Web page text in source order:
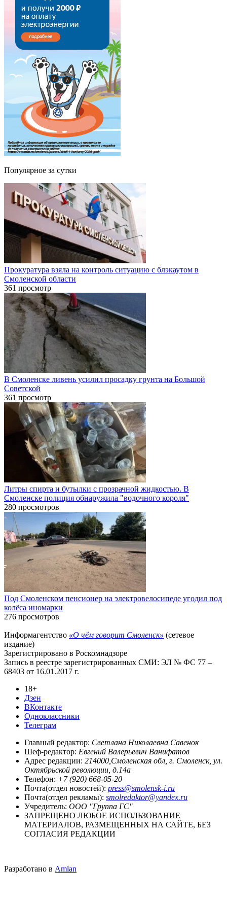
Популярное за сутки
Прокуратура взяла на контроль ситуацию с блэкаутом в
Смоленской области
361 просмотр
В Смоленске ливень усилил просадку грунта на Большой
Советской
361 просмотр
Литры спирта и бутылки с прозрачной жидкостью. В
Смоленске полиция обнаружила "водочного короля"
280 просмотров
Под Смоленском пенсионер на электровелосипеде угодил под
колёса иномарки
276 просмотров
Информагентство «О чём говорит Смоленск» (сетевое
издание)
Зарегистрировано в Роскомнадзоре
Запись в реестре зарегистрированных СМИ: ЭЛ № ФС 77 –
68403 от 16.01.2017 г.
18+
Дзен
ВКонтакте
Одноклассники
Телеграм
Главный редактор: Светлана Николаевна Савенок
Шеф-редактор: Евгений Валерьевич Ванифатов
Адрес редакции: 214000,Смоленская обл, г. Смоленск, ул.
Октябрьской революции, д.14а
Телефон: +7 (920) 668-05-20
Почта(отдел новостей): press@smolensk-i.ru
Почта(отдел рекламы): smolredaktor@yandex.ru
Учредитель: ООО "Группа ГС"
ЗАПРЕЩЕНО ЛЮБОЕ ИСПОЛЬЗОВАНИЕ
МАТЕРИАЛОВ, РАЗМЕЩЕННЫХ НА САЙТЕ, БЕЗ
СОГЛАСИЯ РЕДАКЦИИ
Разработано в Amlan